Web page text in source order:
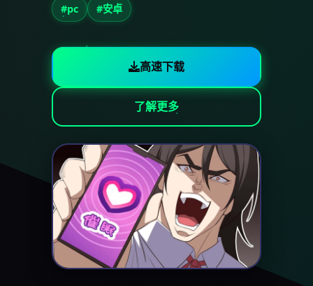
#pc #安卓
高速下载
了解更多